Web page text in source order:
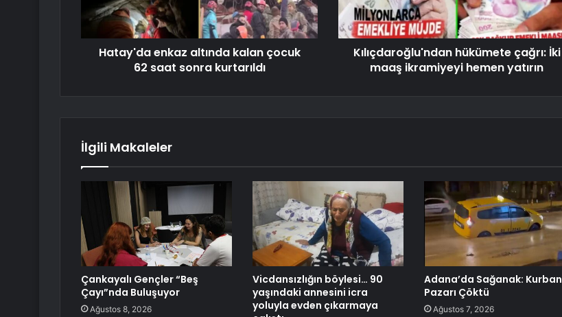
Hatay'da enkaz altında kalan çocuk
62 saat sonra kurtarıldı
Kılıçdaroğlu'ndan hükümete çağrı: İki
maaş ikramiyeyi hemen yatırın
İlgili Makaleler
Çankayalı Gençler “Beş
Çayı”nda Buluşuyor
Ağustos 8, 2026
Vicdansızlığın böylesi… 90
yaşındaki annesini icra
yoluyla evden çıkarmaya
Adana’da Sağanak: Kurban
Pazarı Çöktü
Ağustos 7, 2026